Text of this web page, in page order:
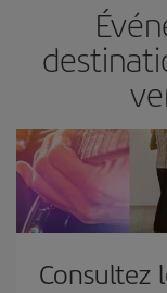
Consultez